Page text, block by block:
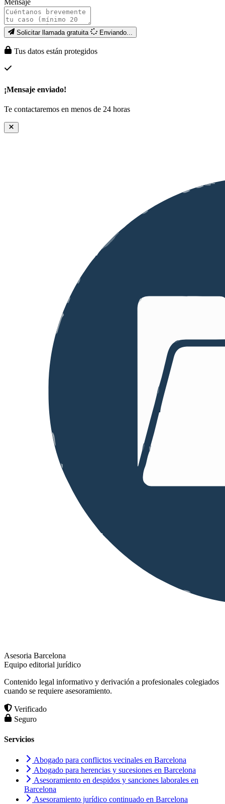
Mensaje
Solicitar llamada gratuita Enviando...
Tus datos están protegidos
¡Mensaje enviado!
Te contactaremos en menos de 24 horas
Asesoria Barcelona
Equipo editorial jurídico
Contenido legal informativo y derivación a profesionales colegiados
cuando se requiere asesoramiento.
Verificado
Seguro
Servicios
Abogado para conflictos vecinales en Barcelona
Abogado para herencias y sucesiones en Barcelona
Asesoramiento en despidos y sanciones laborales en
Barcelona
Asesoramiento jurídico continuado en Barcelona